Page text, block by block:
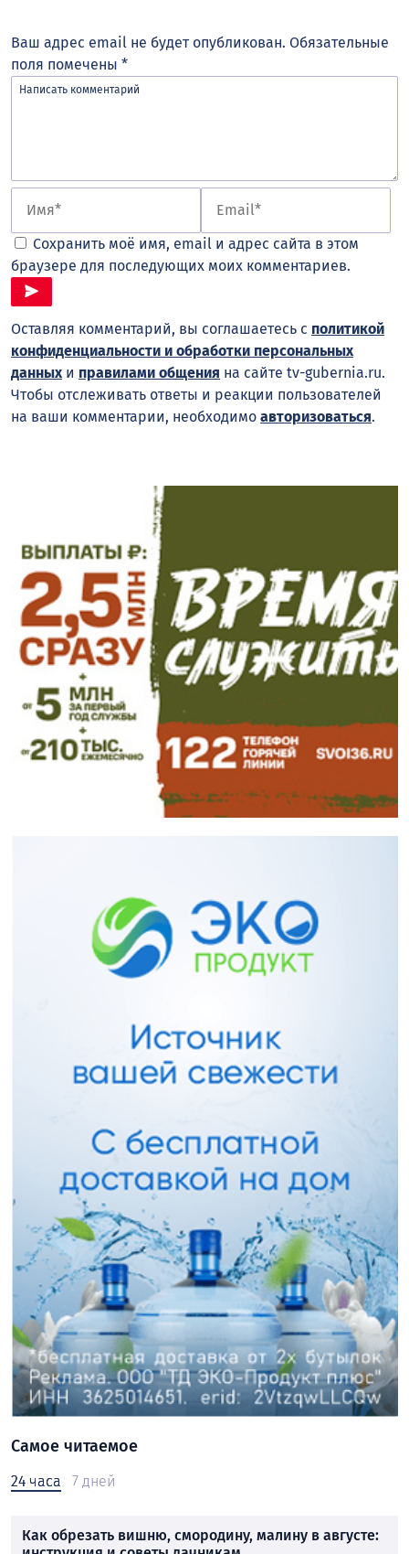
Ваш адрес email не будет опубликован. Обязательные
поля помечены *
Сохранить моё имя, email и адрес сайта в этом
браузере для последующих моих комментариев.
Оставляя комментарий, вы соглашаетесь с политикой
конфиденциальности и обработки персональных
данных и правилами общения на сайте tv-gubernia.ru.
Чтобы отслеживать ответы и реакции пользователей
на ваши комментарии, необходимо авторизоваться.
Самое читаемое
24 часа 7 дней
Как обрезать вишню, смородину, малину в августе: